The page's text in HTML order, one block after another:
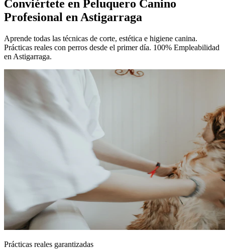
Conviértete en Peluquero Canino
Profesional en Astigarraga
Aprende todas las técnicas de corte, estética e higiene canina.
Prácticas reales con perros desde el primer día. 100% Empleabilidad
en Astigarraga.
Prácticas reales garantizadas